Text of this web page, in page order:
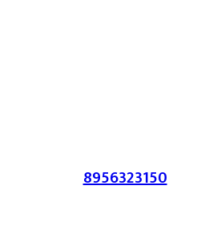
संपर्क :-8956323150/ ईमेल :-